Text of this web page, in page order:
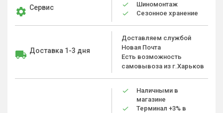
Сервис
Шиномонтаж
Сезонное хранение
Доставка 1-3 дня
Доставляем службой
Новая Почта
Есть возможность
самовывоза из г.Харьков
Наличными в
магазине
Терминал +3% в